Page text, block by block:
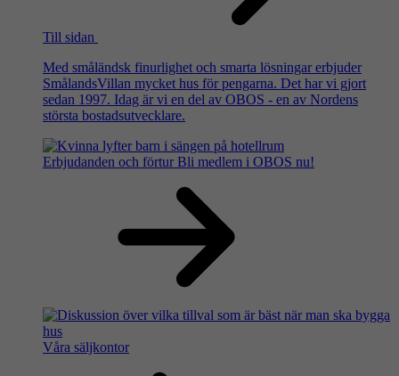
Till sidan
Med småländsk finurlighet och smarta lösningar erbjuder
SmålandsVillan mycket hus för pengarna. Det har vi gjort
sedan 1997. Idag är vi en del av OBOS - en av Nordens
största bostadsutvecklare.
Erbjudanden och förtur Bli medlem i OBOS nu!
Våra säljkontor